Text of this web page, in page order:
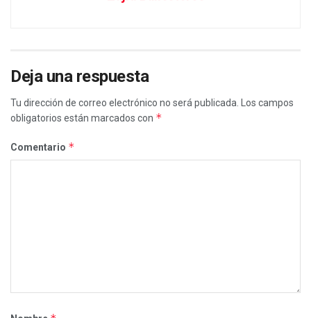
Deja una respuesta
Tu dirección de correo electrónico no será publicada.
Los campos
obligatorios están marcados con *
Comentario *